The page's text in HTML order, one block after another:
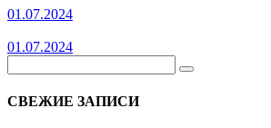
01.07.2024
01.07.2024
СВЕЖИЕ ЗАПИСИ